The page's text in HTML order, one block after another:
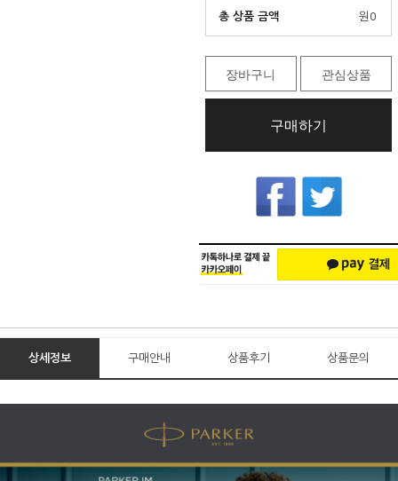
총 상품 금액 0
원
관심상품
장바구니
구매하기
상세정보 구매안내 상품후기 상품문의